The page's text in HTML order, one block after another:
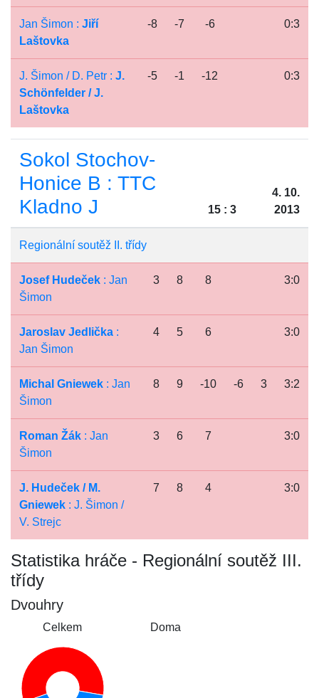
Jan Šimon : Jiří
Laštovka
-8 -7 -6 0:3
J. Šimon / D. Petr : J.
Schönfelder / J.
Laštovka
-5 -1 -12 0:3
Sokol Stochov-
Honice B : TTC
Kladno J
15 : 3
4. 10.
2013
Regionální soutěž II. třídy
Josef Hudeček : Jan
Šimon
3 8 8 3:0
Jaroslav Jedlička :
Jan Šimon
4 5 6 3:0
Michal Gniewek : Jan
Šimon
8 9 -10 -6 3 3:2
Roman Žák : Jan
Šimon
3 6 7 3:0
J. Hudeček / M.
Gniewek : J. Šimon /
V. Strejc
7 8 4 3:0
Statistika hráče - Regionální soutěž III.
třídy
Dvouhry
Celkem Doma